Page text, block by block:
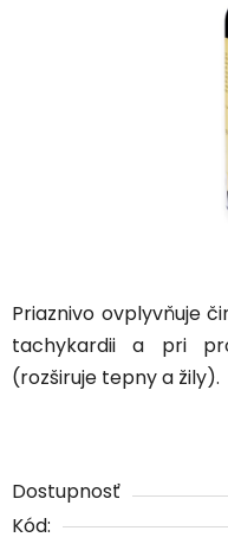
Priaznivo ovplyvňuje
tachykardii a pri
(rozširuje tepny a žily).
Dostupnosť
Kód: